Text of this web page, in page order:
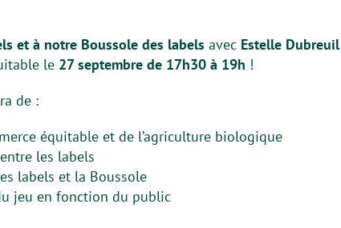
et à notre Boussole des labels avec Estelle Dubreuil
le 27 septembre de 17h30 à 19h !
de :
équitable et de l’agriculture biologique
les labels
labels et la Boussole
jeu en fonction du public